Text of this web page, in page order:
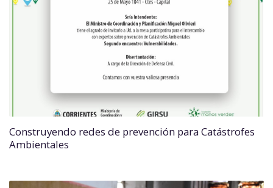
Construyendo redes de prevención para Catástrofes
Ambientales